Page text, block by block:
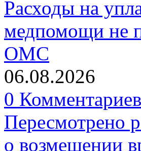
Расходы на
медпомощи не
ОМС
06.08.2026
0 Комментариев
Пересмотрено
о возмещении